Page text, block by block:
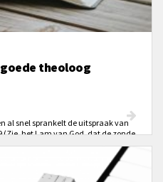
theoloog
al snel sprankelt de uitspraak van
(Zie, het Lam van God, dat de zonde